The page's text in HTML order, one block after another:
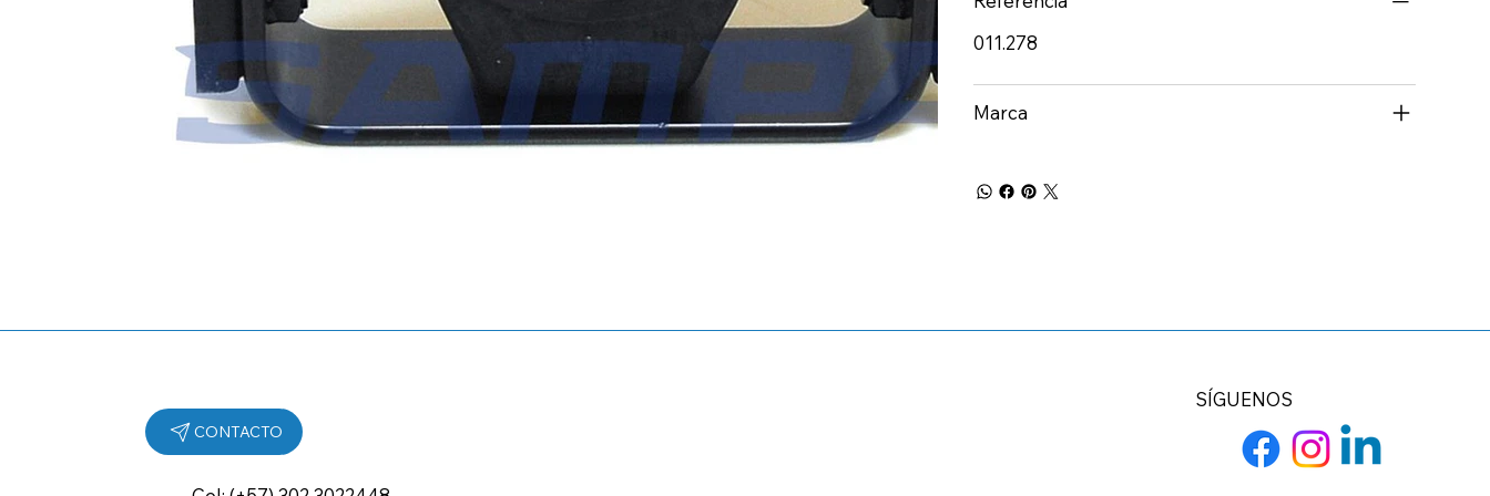
011.278
Marca
SÍGUENOS